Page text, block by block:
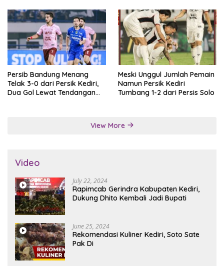
Persib Bandung Menang
Telak 3-0 dari Persik Kediri,
Dua Gol Lewat Tendangan
Meski Unggul Jumlah Pemain
Namun Persik Kediri
Tumbang 1-2 dari Persis Solo
View More
Video
July 22, 2024
Rapimcab Gerindra Kabupaten Kediri,
Dukung Dhito Kembali Jadi Bupati
June 25, 2024
Rekomendasi Kuliner Kediri, Soto Sate
Pak Di